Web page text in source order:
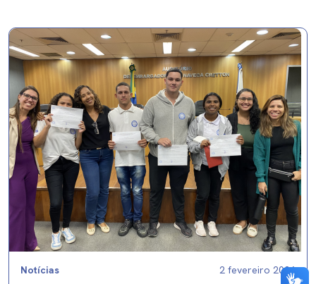
Notícias 2 fevereiro 2026